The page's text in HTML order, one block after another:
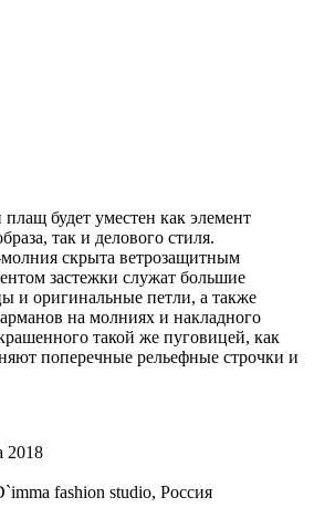
будет уместен как элемент
так и делового стиля.
молния скрыта ветрозащитным
застежки служат большие
и оригинальные петли, а также
на молниях и накладного
такой же пуговицей, как
поперечные рельефные строчки и
2018
fashion studio, Россия